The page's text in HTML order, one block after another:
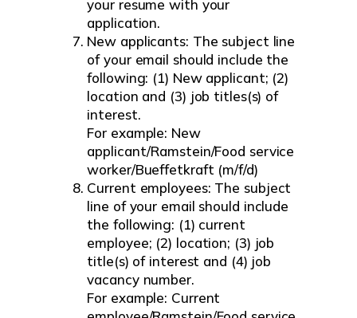
your resume with your
application.
New applicants: The subject line
of your email should include the
following: (1) New applicant; (2)
location and (3) job titles(s) of
interest.
For example: New
applicant/Ramstein/Food service
worker/Bueffetkraft (m/f/d)
Current employees: The subject
line of your email should include
the following: (1) current
employee; (2) location; (3) job
title(s) of interest and (4) job
vacancy number.
For example: Current